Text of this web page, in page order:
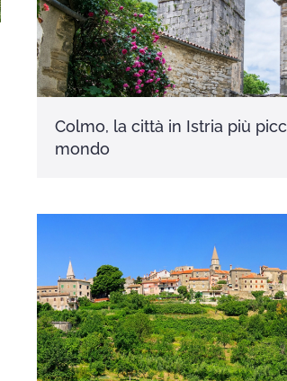
Colmo, la città in Istria più
mondo